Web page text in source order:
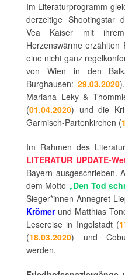
Im Literaturprogramm
derzeitige Shootingstar
Vea Kaiser mit
Herzenswärme erzählten
eine nicht ganz
von Wien in den
Burghausen:29.03.2020
Mariana Leky &
(01.04.2020) und die
Garmisch-Partenkirchen (
Im Rahmen des
LITERATUR UPDATE-
Bayern ausgeschrieben.
dem Motto „Den Tod
Sieger*innen Annegret
Krömerund Matthias
Lesereise in Ingolstadt (
(18.03.2020) und
werden.